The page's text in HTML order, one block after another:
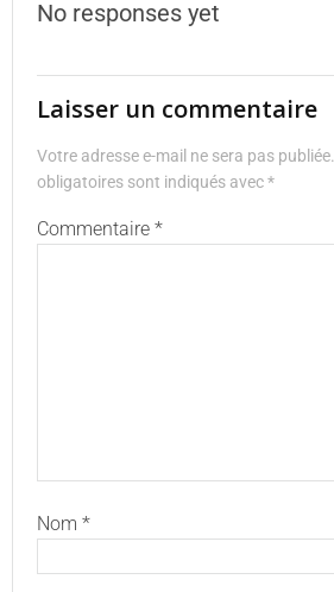
No responses yet
Laisser un commentaire
Votre adresse e-mail ne sera pas publiée.
obligatoires sont indiqués avec*
Commentaire *
Nom *